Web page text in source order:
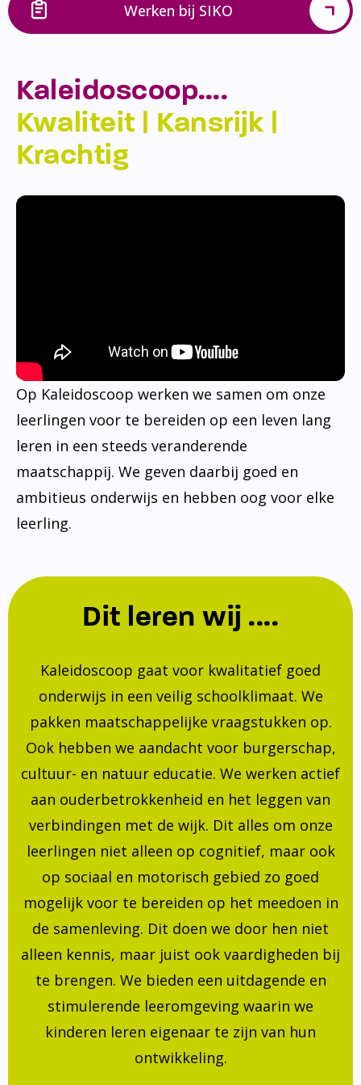
Werken bij SIKO
Kaleidoscoop….
Kwaliteit | Kansrijk |
Krachtig
Op Kaleidoscoop werken we samen om onze
leerlingen voor te bereiden op een leven lang
leren in een steeds veranderende
maatschappij. We geven daarbij goed en
ambitieus onderwijs en hebben oog voor elke
leerling.
Dit leren wij ....
Kaleidoscoop gaat voor kwalitatief goed
onderwijs in een veilig schoolklimaat. We
pakken maatschappelijke vraagstukken op.
Ook hebben we aandacht voor burgerschap,
cultuur- en natuur educatie. We werken actief
aan ouderbetrokkenheid en het leggen van
verbindingen met de wijk. Dit alles om onze
leerlingen niet alleen op cognitief, maar ook
op sociaal en motorisch gebied zo goed
mogelijk voor te bereiden op het meedoen in
de samenleving. Dit doen we door hen niet
alleen kennis, maar juist ook vaardigheden bij
te brengen. We bieden een uitdagende en
stimulerende leeromgeving waarin we
kinderen leren eigenaar te zijn van hun
ontwikkeling.